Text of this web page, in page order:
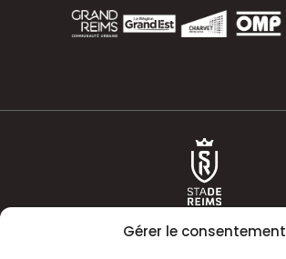
Gérer le consentement